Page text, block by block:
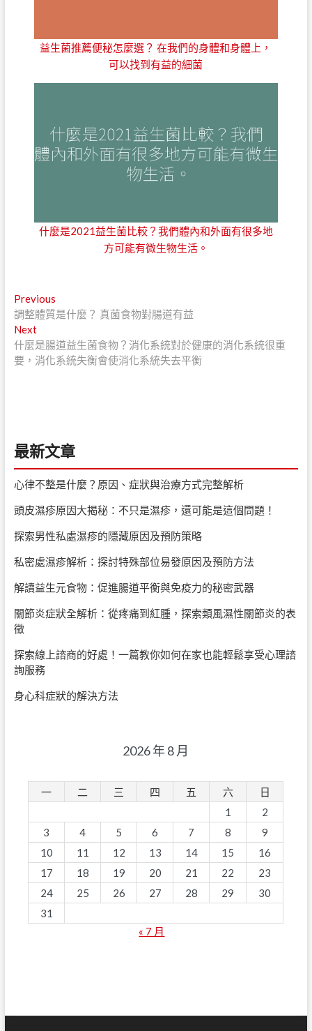
益生菌推薦便秘怎麼選？ 在我們的身體和身體上，
可以找到有益的細菌
什麼是2021益生菌比較？我們體內和外面有很多地
方可能有微生物生活。
文
章
導
覽
PreviousPrevious
post:
調整體質是什麼？ 真菌食物對腸道有益
NextNext
post:
什麼是腸道益生菌食物？消化系統對於健康的消化系統很重
要，消化系統失衡會使消化系統失去平衡
最新文章
心律不整是什麼？原因、症狀與治療方式完整解析
頭皮濕疹原因大揭秘：不只是濕疹，還可能是這個問題！
探索男性私處濕疹的隱藏原因及預防策略
私密處濕疹解析：探討特殊部位易發原因及預防方法
解讀益生元食物：促進腸道平衡與免疫力的秘密武器
關節炎症狀全解析：從疼痛到紅腫，探索類風濕性關節炎的表
徵
探索線上諮商的好處！一篇教你如何在家也能輕鬆享受心理諮
詢服務
身心科症狀的解決方法
2026 年 8 月
一 二 三 四 五 六
日
1
2
3
4 5 6 7 8
9
10
11 12 13 14 15
16
17
18 19 20 21 22
23
24
25 26 27 28 29
30
31
« 7 月